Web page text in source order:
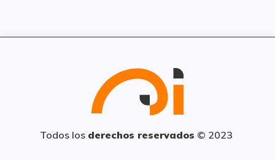
Todos los derechos reservados © 2023